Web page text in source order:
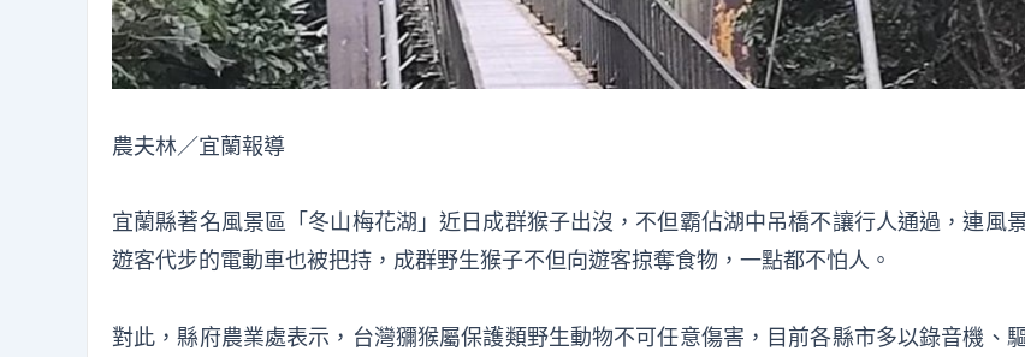
農夫林／宜蘭報導
宜蘭縣著名風景區「冬山梅花湖」近日成群猴子出沒，不但霸佔湖中吊橋不讓行人通過，連風
遊客代步的電動車也被把持，成群野生猴子不但向遊客掠奪食物，一點都不怕人。
對此，縣府農業處表示，台灣獼猴屬保護類野生動物不可任意傷害，目前各縣市多以錄音機、